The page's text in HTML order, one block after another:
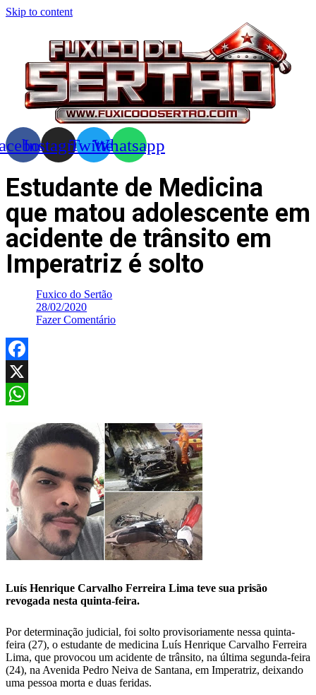
Skip to content
InstagramTwitterWhatsapp
Estudante de Medicina
que matou adolescente em
acidente de trânsito em
Imperatriz é solto
Fuxico do Sertão
28/02/2020
Fazer Comentário
Facebook
X
Luís Henrique Carvalho Ferreira Lima teve sua prisão
revogada nesta quinta-feira.
Por determinação judicial, foi solto provisoriamente nessa quinta-
feira (27), o estudante de medicina Luís Henrique Carvalho Ferreira
Lima, que provocou um acidente de trânsito, na última segunda-feira
(24), na Avenida Pedro Neiva de Santana, em Imperatriz, deixando
uma pessoa morta e duas feridas.